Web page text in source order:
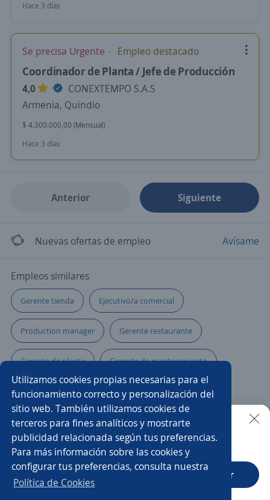
Utilizamos cookies propias necesarias para el
funcionamiento correcto y personalización del
sitio web. También utilizamos cookies de
terceros para fines analíticos y mostrarte
publicidad relacionada según tus preferencias.
Para más información sobre las cookies y
configurar tus preferencias, consulta nuestra
Política de Cookies
Hace 3 días
Se precisa Urgente Empleo destacado
Coordinador de Planta / Jefe de Producción
4,0
CONEXTEMPO S.A.S
Armenia, Quindio
$ 4.300.000,00 (Mensual)
Hace 3 días
Anterior Siguiente
Nuevas ofertas de empleo Avísame
Empleos similares
Gerente tienda Ejecutivo/a comercial
Production manager Gerente restaurante
Gerente de planta Gerente de mantenimiento
Ejecutivo personal Supervisor/a
Coordinador/a de cartera Regente de farmacia
Vendedor/a punto de venta Supervisor/a de personal
Líder comercial
Buscar es más fácil en la app
CT App Abrir